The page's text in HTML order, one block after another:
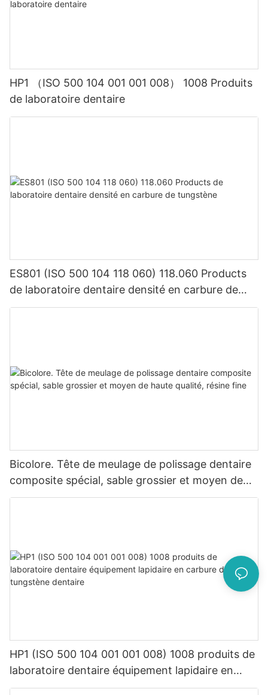
HP1 （ISO 500 104 001 001 008） 1008 Produits
de laboratoire dentaire
ES801 (ISO 500 104 118 060) 118.060 Products
de laboratoire dentaire densité en carbure de
tungstène
Bicolore. Tête de meulage de polissage dentaire
composite spécial, sable grossier et moyen de
haute qualité, résine fine
HP1 (ISO 500 104 001 001 008) 1008 produits de
laboratoire dentaire équipement lapidaire en
carbure de tungstène dentaire